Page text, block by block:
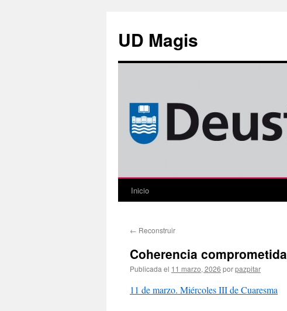
contenido
UD Magis
Inicio
← Reconstruir
Coherencia comprometida
Publicada el 11 marzo, 2026 porpazpitar
11 de marzo. Miércoles III de Cuaresma